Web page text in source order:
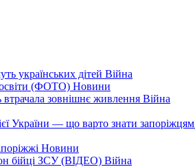
українських дітей Війна
освіти (ФОТО) Новини
втрачала зовнішнє живлення Війна
України — що варто знати запоріжцям
Новини
бійці ЗСУ (ВІДЕО) Війна